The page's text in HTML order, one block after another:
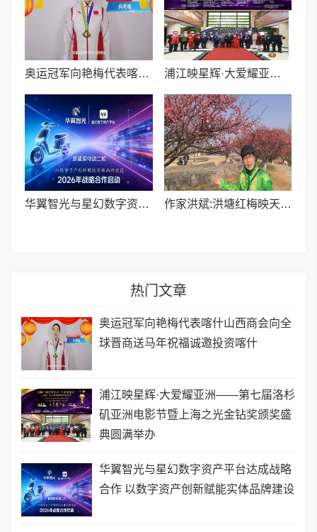
奥运冠军向艳梅代表喀什山西商会向全球晋商送马年祝福诚邀投资喀什 浦江映星辉·大爱耀亚洲——第七届洛杉矶亚洲电影节暨上海之光金钻奖颁奖盛典圆满举办
华翼智光与星幻数字资产平台达成战略合作 以数字资产创新赋能实体品牌建设 作家洪斌:洪塘红梅映天红,甬城春日展新容
热门文章
奥运冠军向艳梅代表喀什山西商会向全
球晋商送马年祝福诚邀投资喀什
浦江映星辉·大爱耀亚洲——第七届洛杉
矶亚洲电影节暨上海之光金钻奖颁奖盛
典圆满举办
华翼智光与星幻数字资产平台达成战略
合作 以数字资产创新赋能实体品牌建设